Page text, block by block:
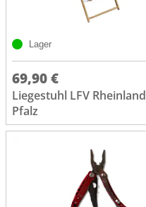
Lager
69,90 €
Liegestuhl LFV Rheinland
Pfalz